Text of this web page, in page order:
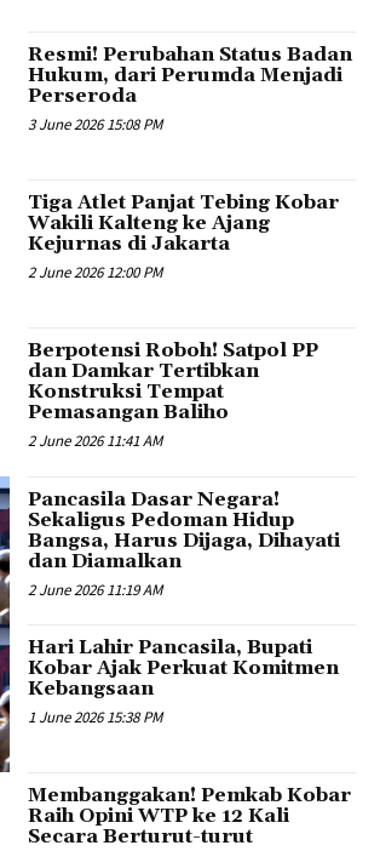
Resmi! Perubahan Status Badan
Hukum, dari Perumda Menjadi
Perseroda
3 June 2026 15:08 PM
Tiga Atlet Panjat Tebing Kobar
Wakili Kalteng ke Ajang
Kejurnas di Jakarta
2 June 2026 12:00 PM
Berpotensi Roboh! Satpol PP
dan Damkar Tertibkan
Konstruksi Tempat
Pemasangan Baliho
2 June 2026 11:41 AM
Pancasila Dasar Negara!
Sekaligus Pedoman Hidup
Bangsa, Harus Dijaga, Dihayati
dan Diamalkan
2 June 2026 11:19 AM
Hari Lahir Pancasila, Bupati
Kobar Ajak Perkuat Komitmen
Kebangsaan
1 June 2026 15:38 PM
Membanggakan! Pemkab Kobar
Raih Opini WTP ke 12 Kali
Secara Berturut-turut